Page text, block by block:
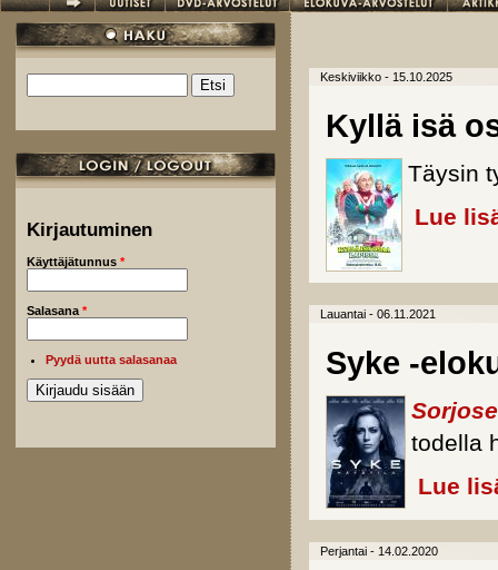
Hakulomake
Kirjautuminen
Käyttäjätunnus *
Salasana *
Pyydä uutta salasanaa
Keskiviikko - 15.10.2025
Kyllä isä
Täysin
Lue
Lauantai - 06.11.2021
Syke -
todella
Lue
Perjantai - 14.02.2020